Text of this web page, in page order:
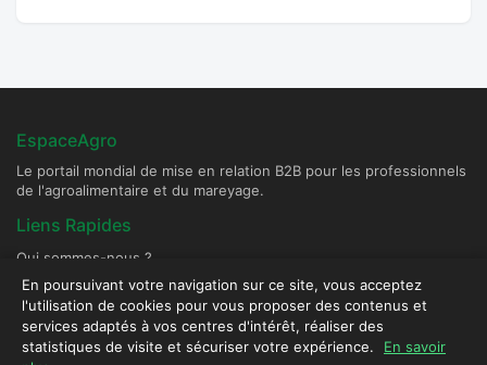
EspaceAgro
Le portail mondial de mise en relation B2B pour les professionnels
de l'agroalimentaire et du mareyage.
Liens Rapides
Qui sommes-nous ?
Devenir Fournisseur Partenaire
Publier une annonce
Contact & Sécurité
En poursuivant votre navigation sur ce site, vous acceptez
l'utilisation de cookies pour vous proposer des contenus et
services adaptés à vos centres d'intérêt, réaliser des
statistiques de visite et sécuriser votre expérience.
En savoir